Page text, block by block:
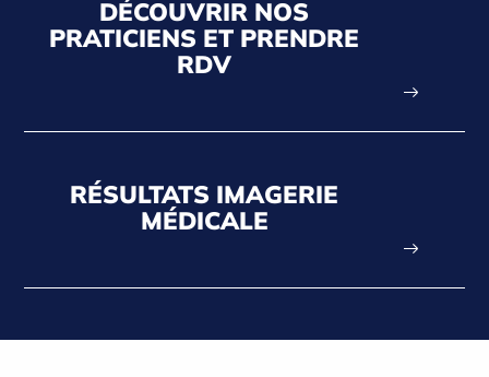
DÉCOUVRIR NOS
PRATICIENS ET PRENDRE
RDV
RÉSULTATS IMAGERIE
MÉDICALE